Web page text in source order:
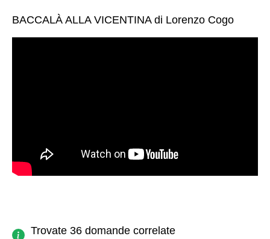
BACCALÀ ALLA VICENTINA di Lorenzo Cogo
Trovate 36 domande correlate